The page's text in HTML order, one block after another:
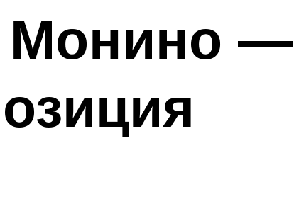
Монино —